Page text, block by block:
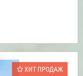
ХИТ ПРОДАЖ